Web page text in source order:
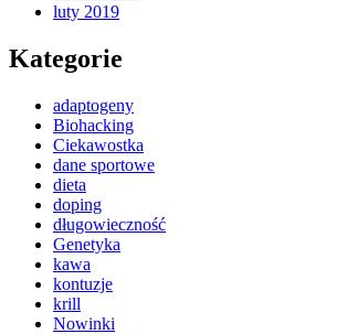
luty 2019
Kategorie
adaptogeny
Biohacking
Ciekawostka
dane sportowe
dieta
doping
długowieczność
Genetyka
kawa
kontuzje
krill
Nowinki